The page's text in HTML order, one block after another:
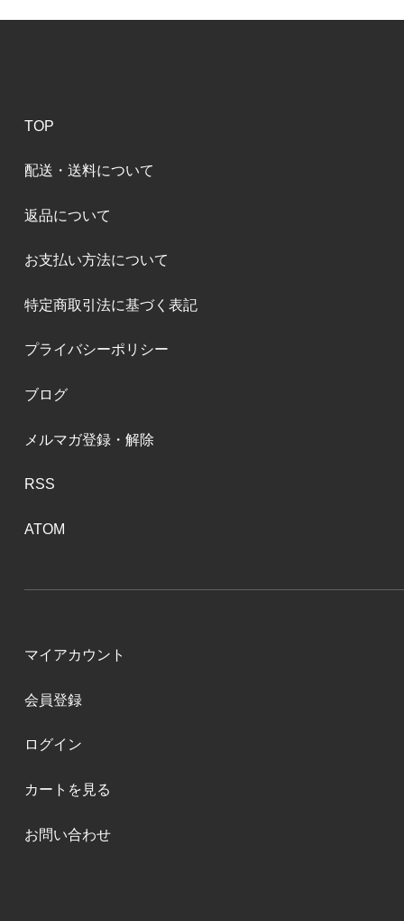
TOP
配送・送料について
返品について
お支払い方法について
特定商取引法に基づく表記
プライバシーポリシー
ブログ
メルマガ登録・解除
RSS
ATOM
マイアカウント
会員登録
ログイン
カートを見る
お問い合わせ